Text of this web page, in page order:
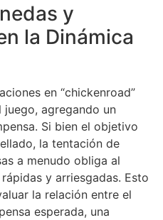
y
la Dinámica
en “chickenroad”
juego, agregando un
Si bien el objetivo
la tentación de
a menudo obliga al
y arriesgadas. Esto
la relación entre el
esperada, una